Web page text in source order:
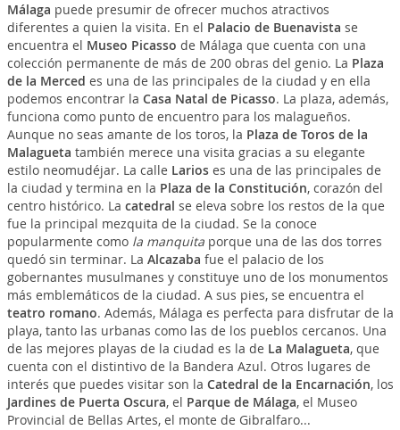
Málaga puede presumir de ofrecer muchos atractivos
diferentes a quien la visita. En el Palacio de Buenavista se
encuentra el Museo Picasso de Málaga que cuenta con una
colección permanente de más de 200 obras del genio. La Plaza
de la Merced es una de las principales de la ciudad y en ella
podemos encontrar la Casa Natal de Picasso. La plaza, además,
funciona como punto de encuentro para los malagueños.
Aunque no seas amante de los toros, la Plaza de Toros de la
Malagueta también merece una visita gracias a su elegante
estilo neomudéjar. La calle Larioses una de las principales de
la ciudad y termina en la Plaza de la Constitución, corazón del
centro histórico. La catedral se eleva sobre los restos de la que
fue la principal mezquita de la ciudad. Se la conoce
popularmente como la manquitaporque una de las dos torres
quedó sin terminar. La Alcazaba fue el palacio de los
gobernantes musulmanes y constituye uno de los monumentos
más emblemáticos de la ciudad. A sus pies, se encuentra el
teatro romano. Además, Málaga es perfecta para disfrutar de la
playa, tanto las urbanas como las de los pueblos cercanos. Una
de las mejores playas de la ciudad es la de La Malagueta, que
cuenta con el distintivo de la Bandera Azul. Otros lugares de
interés que puedes visitar son la Catedral de la Encarnación, los
Jardines de Puerta Oscura, el Parque de Málaga, el Museo
Provincial de Bellas Artes, el monte de Gibralfaro...